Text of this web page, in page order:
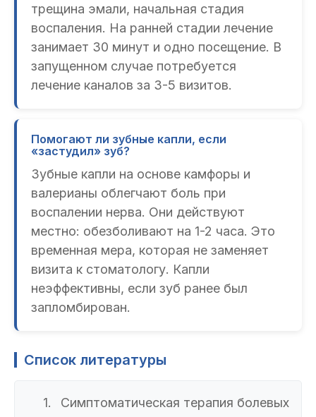
трещина эмали, начальная стадия
воспаления. На ранней стадии лечение
занимает 30 минут и одно посещение. В
запущенном случае потребуется
лечение каналов за 3-5 визитов.
Помогают ли зубные капли, если
«застудил» зуб?
Зубные капли на основе камфоры и
валерианы облегчают боль при
воспалении нерва. Они действуют
местно: обезболивают на 1-2 часа. Это
временная мера, которая не заменяет
визита к стоматологу. Капли
неэффективны, если зуб ранее был
запломбирован.
Список литературы
Симптоматическая терапия болевых